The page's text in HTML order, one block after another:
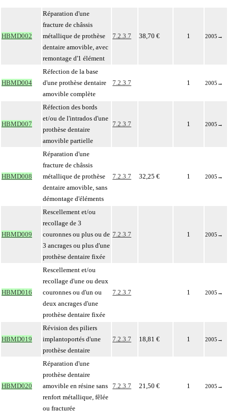
HBMD002
Réparation d'une
fracture de châssis
métallique de prothèse
dentaire amovible, avec
remontage d'1 élément
7.2.3.7 38,70 € 1 2005 →
HBMD004
Réfection de la base
d'une prothèse dentaire
amovible complète
7.2.3.7 1 2005 →
HBMD007
Réfection des bords
et/ou de l'intrados d'une
prothèse dentaire
amovible partielle
7.2.3.7 1 2005 →
HBMD008
Réparation d'une
fracture de châssis
métallique de prothèse
dentaire amovible, sans
démontage d'éléments
7.2.3.7 32,25 € 1 2005 →
HBMD009
Rescellement et/ou
recollage de 3
couronnes ou plus ou de
3 ancrages ou plus d'une
prothèse dentaire fixée
7.2.3.7 1 2005 →
HBMD016
Rescellement et/ou
recollage d'une ou deux
couronnes ou d'un ou
deux ancrages d'une
prothèse dentaire fixée
7.2.3.7 1 2005 →
HBMD019
Révision des piliers
implantoportés d'une
prothèse dentaire
7.2.3.7 18,81 € 1 2005 →
HBMD020
Réparation d'une
prothèse dentaire
amovible en résine sans
renfort métallique, fêlée
ou fracturée
7.2.3.7 21,50 € 1 2005 →